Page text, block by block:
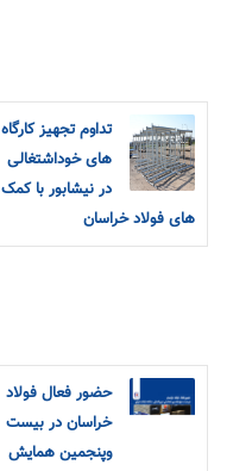
تداوم تجهیز کارگاه
های خوداشتغالی
در نیشابور با کمک
های فولاد خراسان
حضور فعال فولاد
خراسان در بیست
و‌پنجمین همایش